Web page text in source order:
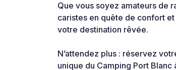
Que vous soyez amateurs de
caristes en quête de confort
votre destination rêvée.
N’attendez plus : réservez
unique du Camping Port Blanc